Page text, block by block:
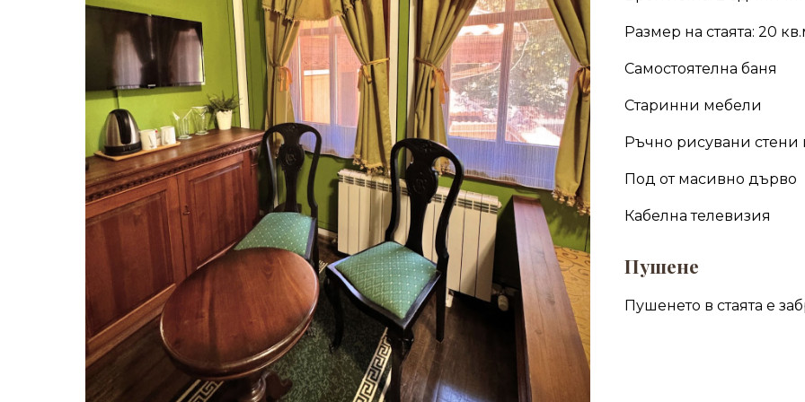
Размер на стаята: 20
Самостоятелна баня
Старинни мебели
Ръчно рисувани стени
Под от масивно дърво
Кабелна телевизия
Пушене
Пушенето в стаята е